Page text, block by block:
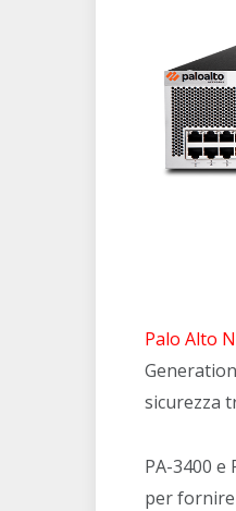
Palo Alto
sicurezza
PA-3400
per fornire